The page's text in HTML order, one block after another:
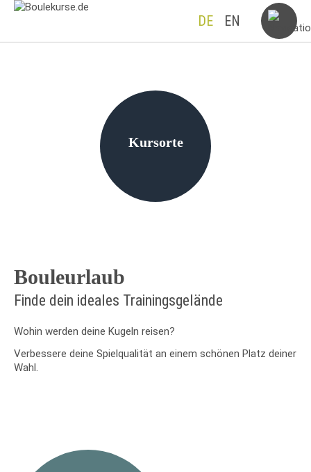
DE EN
Kursorte
Bouleurlaub
Finde dein ideales Trainingsgelände
Wohin werden deine Kugeln reisen?
Verbessere deine Spielqualität an einem schönen Platz deiner
Wahl.